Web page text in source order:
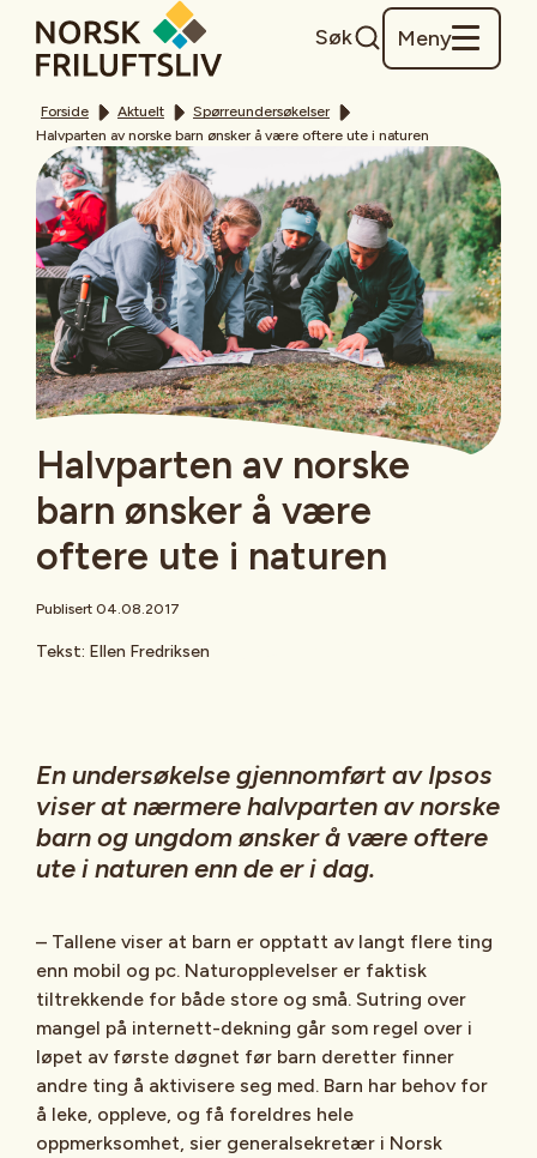
Søk Meny
Forside Aktuelt
Spørreundersøkelser
Halvparten av norske barn ønsker å være oftere ute i naturen
Halvparten av norske
barn ønsker å være
oftere ute i naturen
Publisert 04.08.2017
Tekst: Ellen Fredriksen
En undersøkelse gjennomført av Ipsos
viser at nærmere halvparten av norske
barn og ungdom ønsker å være oftere
ute i naturen enn de er i dag.
– Tallene viser at barn er opptatt av langt flere ting
enn mobil og pc. Naturopplevelser er faktisk
tiltrekkende for både store og små. Sutring over
mangel på internett-dekning går som regel over i
løpet av første døgnet før barn deretter finner
andre ting å aktivisere seg med. Barn har behov for
å leke, oppleve, og få foreldres hele
oppmerksomhet, sier generalsekretær i Norsk